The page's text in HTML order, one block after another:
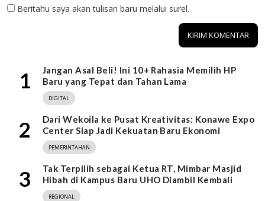
Beritahu saya akan tulisan baru melalui surel.
1
Jangan Asal Beli! Ini 10+ Rahasia Memilih HP
Baru yang Tepat dan Tahan Lama
DIGITAL
2
Dari Wekoila ke Pusat Kreativitas: Konawe Expo
Center Siap Jadi Kekuatan Baru Ekonomi
PEMERINTAHAN
3
Tak Terpilih sebagai Ketua RT, Mimbar Masjid
Hibah di Kampus Baru UHO Diambil Kembali
REGIONAL